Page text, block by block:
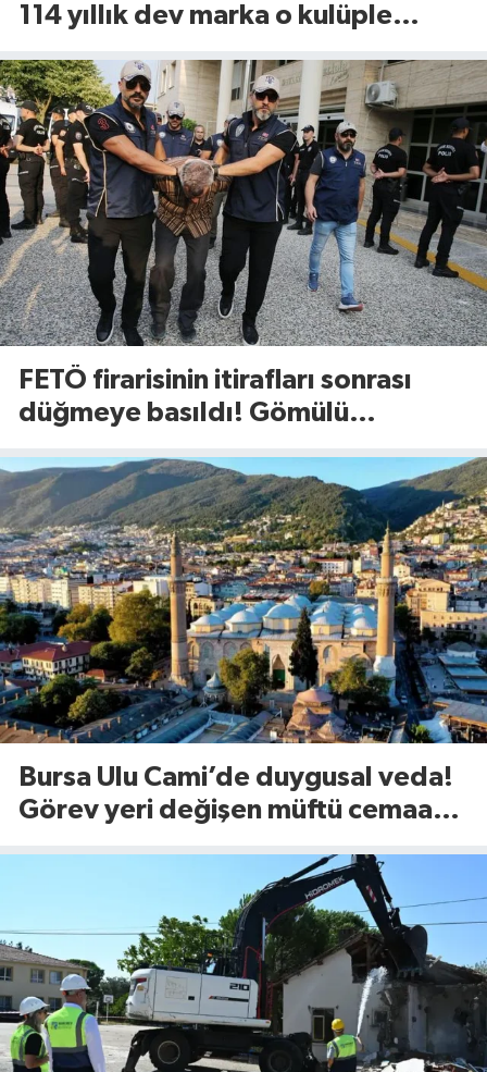
114 yıllık dev marka o kulüple
FETÖ firarisinin itirafları sonrası
düğmeye basıldı! Gömülü
Bursa Ulu Cami’de duygusal veda!
Görev yeri değişen müftü cemaate